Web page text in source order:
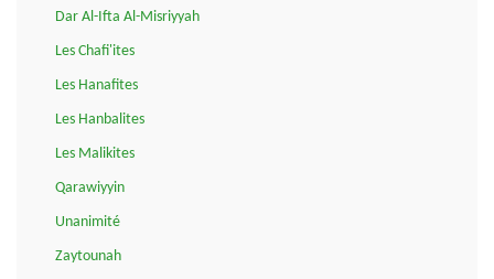
Dar Al-Ifta Al-Misriyyah
Les Chafi'ites
Les Hanafites
Les Hanbalites
Les Malikites
Qarawiyyin
Unanimité
Zaytounah